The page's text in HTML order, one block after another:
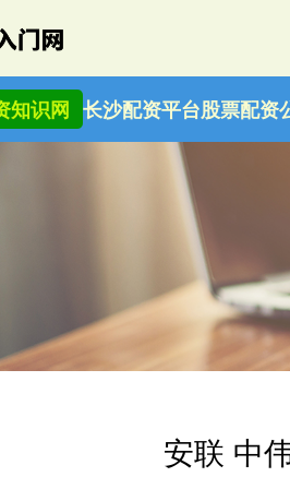
知识网 长沙配资平台股票配资
安联 中